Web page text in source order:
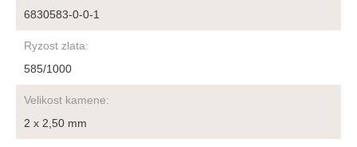
6830583-0-0-1
Ryzost zlata:
585/1000
Velikost kamene:
2 x 2,50 mm